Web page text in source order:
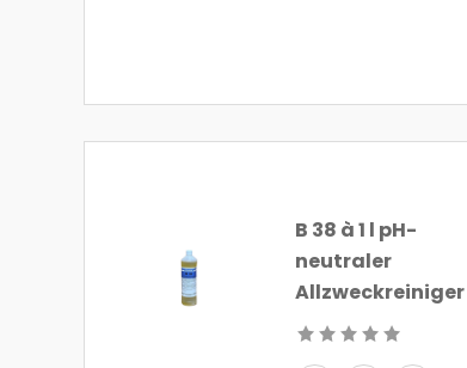
B 38 à 1 l pH-
neutraler
Allzweckreiniger